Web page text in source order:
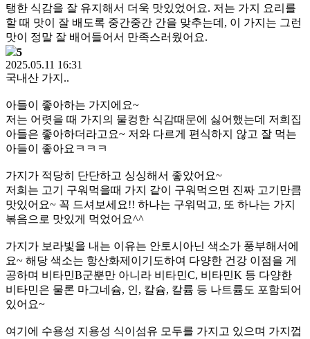
탱한 식감을 잘 유지해서 더욱 맛있었어요. 저는 가지 요리를
할 때 맛이 잘 배도록 중간중간 간을 맞추는데, 이 가지는 그런
맛이 정말 잘 배어들어서 만족스러웠어요.
5
2025.05.11 16:31
국내산 가지..
아들이 좋아하는 가지에요~
저는 어렷을 때 가지의 물컹한 식감때문에 싫어했는데 저희집
아들은 좋아하더라고요~ 저와 다르게 편식하지 않고 잘 먹는
아들이 좋아요ㅋㅋㅋ
가지가 적당히 단단하고 싱싱해서 좋았어요~
저희는 고기 구워먹을때 가지 같이 구워먹으면 진짜 고기만큼
맛있어요~ 꼭 드셔보세요!! 하나는 구워먹고, 또 하나는 가지
볶음으로 맛있게 먹었어요^^
가지가 보라빛을 내는 이유는 안토시아닌 색소가 풍부해서에
요~ 해당 색소는 항산화제이기도하여 다양한 건강 이점을 게
공하며 비타민B군뿐만 아니라 비타민C, 비타민K 등 다양한
비타민은 물론 마그네슘, 인, 칼슘, 칼륨 등 나트륨도 포함되어
있어요~
여기에 수용성 지용성 식이섬유 모두를 가지고 있으며 가지껍